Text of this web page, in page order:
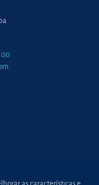
00
as características e